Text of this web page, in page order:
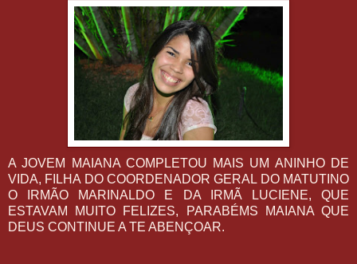
A JOVEM MAIANA COMPLETOU MAIS UM ANINHO DE
VIDA, FILHA DO COORDENADOR GERAL DO MATUTINO
O IRMÃO MARINALDO E DA IRMÃ LUCIENE, QUE
ESTAVAM MUITO FELIZES, PARABÉMS MAIANA QUE
DEUS CONTINUE A TE ABENÇOAR.